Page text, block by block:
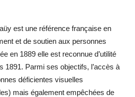
est une référence française en
et de soutien aux personnes
en 1889 elle est reconnue d’utilité
1891. Parmi ses objectifs, l’accès à
déficientes visuelles
mais également empêchées de